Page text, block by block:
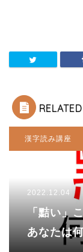
漢字読み講座
2022.12.04
「黠い」
あなたは